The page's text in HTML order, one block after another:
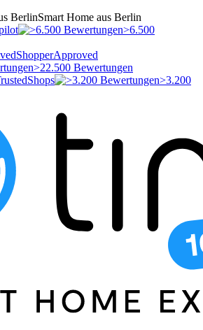
Smart Home aus Berlin
>6.500
ShopperApproved
>22.500 Bewertungen
>3.200